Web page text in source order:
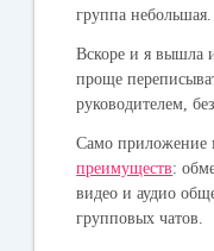
группа небольшая.
Вскоре и я вышла
проще
руководителем,
Само приложение
преимуществ:
видео и аудио
групповых чатов.